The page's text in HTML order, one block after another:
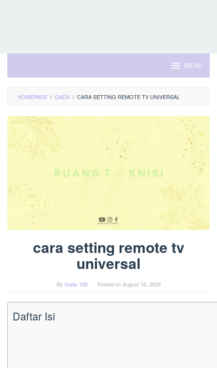
MENU
HOMEPAGE / GADS / CARA SETTING REMOTE TV UNIVERSAL
cara setting remote tv
universal
By Gads 100 Posted onAugust 16, 2024
Daftar Isi